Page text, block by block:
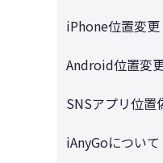
【2023最新】モ
能？！ バレずに
する最新のやり方
する最新対策
iPhone位置変更
iPhoneの居場所
場所の位置情報
iPhone写真の
iPhone/iPadの
Android位置変
【完全ガイド】
い方と代わりの
Androidスマホの
SNSアプリ位置
【最新】Tinder
バレたくない対策
iAnyGoについて